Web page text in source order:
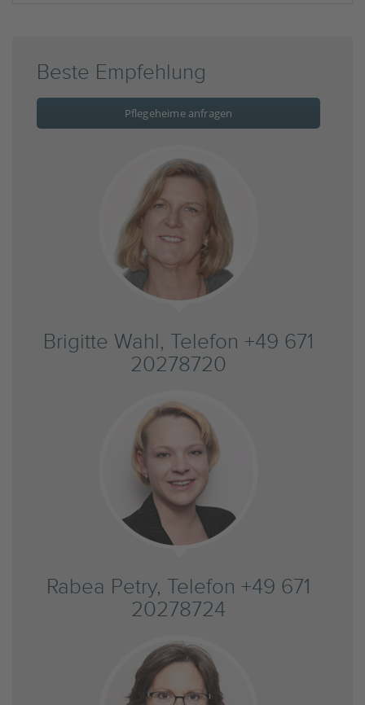
Beste Empfehlung
Pflegeheime anfragen
Brigitte Wahl, Telefon +49 671
20278720
Rabea Petry, Telefon +49 671
20278724